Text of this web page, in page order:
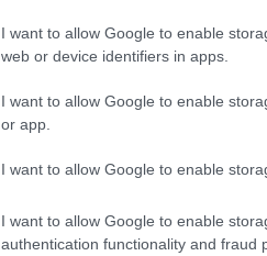
I want to allow Google to enable
web or device identifiers in apps.
I want to allow Google to enable
or app.
I want to allow Google to enable
I want to allow Google to enable
authentication functionality and fraud